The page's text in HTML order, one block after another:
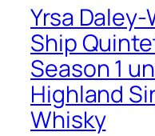
Yrsa
Ship
Season 1
Highland
Whisky